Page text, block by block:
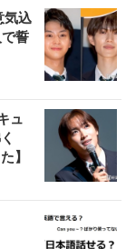
気込
誓
ュ
】